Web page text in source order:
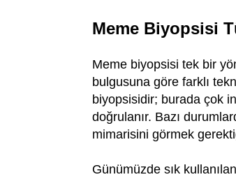
Meme Biyopsisi
Meme biyopsisi tek bir
bulgusuna göre farklı
biyopsisidir; burada çok
doğrulanır. Bazı
mimarisini görmek
Günümüzde sık